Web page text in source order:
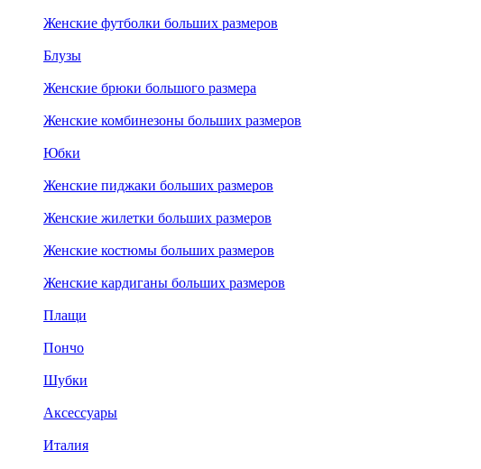
Женские футболки больших размеров
Блузы
Женские брюки большого размера
Женские комбинезоны больших размеров
Юбки
Женские пиджаки больших размеров
Женские жилетки больших размеров
Женские костюмы больших размеров
Женские кардиганы больших размеров
Плащи
Пончо
Шубки
Аксессуары
Италия